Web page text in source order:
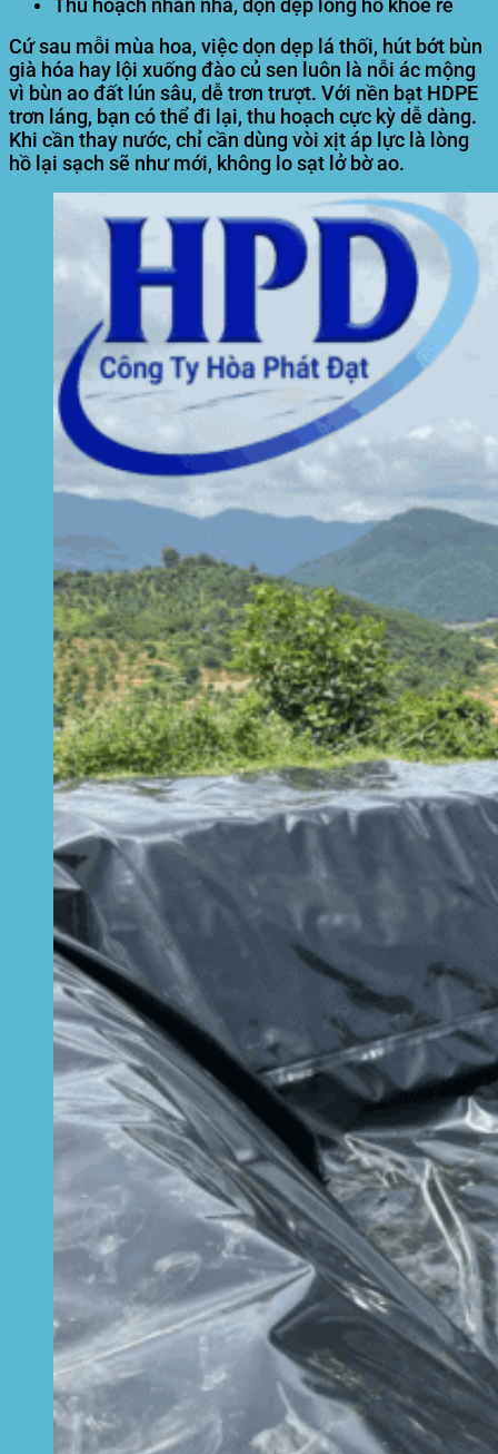
Thu hoạch nhàn nhã, dọn dẹp lòng hồ khỏe re
Cứ sau mỗi mùa hoa, việc dọn dẹp lá thối, hút bớt bùn
già hóa hay lội xuống đào củ sen luôn là nỗi ác mộng
vì bùn ao đất lún sâu, dễ trơn trượt. Với nền bạt HDPE
trơn láng, bạn có thể đi lại, thu hoạch cực kỳ dễ dàng.
Khi cần thay nước, chỉ cần dùng vòi xịt áp lực là lòng
hồ lại sạch sẽ như mới, không lo sạt lở bờ ao.